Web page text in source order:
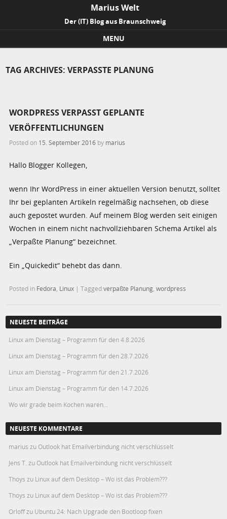
Marius Welt
Der (IT) Blog aus Braunschweig
MENU
TAG ARCHIVES:VERPASSTE PLANUNG
WORDPRESS VERPASST GEPLANTE V
ERÖFFENTLICHUNGEN
Posted on 15. September 2016 by marius
Hallo Blogger Kollegen,
wenn Ihr WordPress in einer aktuellen Version benutzt, solltet
Ihr bei geplanten Artikeln regelmäßig nachsehen, ob diese
auch gepostet wurden. Auf meinem Blog werden seit einigen
Wochen in einem nicht nachvollziehbaren Schema Artikel als
„Verpaßte Planung“ bezeichnet.
Ein „Quickedit“ behebt das dann.
Posted in Fedora Linux |Taggedverpaßte Planung ,wordpress
NEUESTE BEITRÄGE
Linux am Dienstag – Programm für den 4.8.2026
Linux am Dienstag – Programm für den 28.7.2026
Linux am Dienstag – Programm für den 21.7.2026
Linux am Dienstag – Programm für den 14.7.2026
Wo wir grade beim Kochen waren…
NEUESTE KOMMENTARE
marius zu Outlook hat Emailverbindung nicht verschlüsselt
Jens T. zu Outlook hat Emailverbindung nicht verschlüsselt
Thoys zu Linux auf dem Desktop – Wo ist das Problem???
Thoys zu Linux auf dem Desktop – Wo ist das Problem???
Orloffzu Ubuntu 24: Nach Upgrade den Bootloop fixen